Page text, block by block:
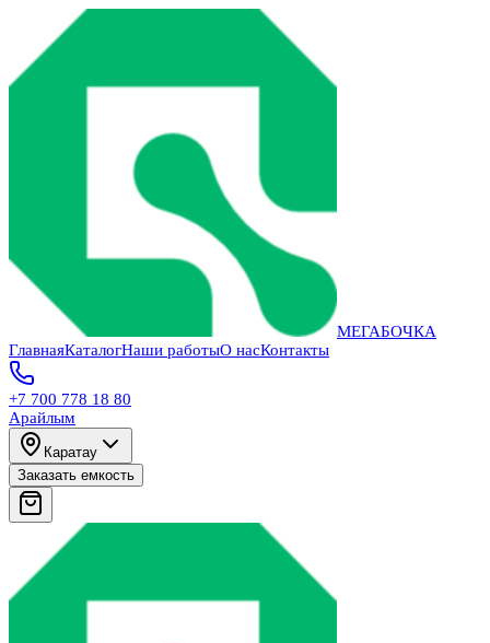
МЕГАБОЧКА
ГлавнаяКаталогНаши работыО насКонтакты
+7 700 778 18 80
Арайлым
Каратау
Заказать емкость